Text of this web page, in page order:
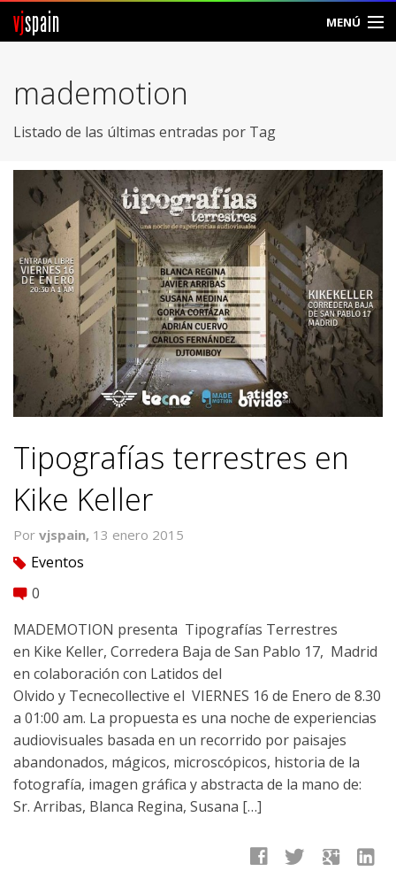
vjspain MENÚ
Foros
Vjspain
Ayuda
Contacto
Entrar
Crear Cuenta
mademotion
Listado de las últimas entradas por Tag
Tipografías terrestres en
Kike Keller
Por vjspain, 13 enero 2015
tag Eventos
comment 0
MADEMOTION presenta Tipografías Terrestres
en Kike Keller, Corredera Baja de San Pablo 17, Madrid
en colaboración con Latidos del
Olvido y Tecnecollective el VIERNES 16 de Enero de 8.30
a 01:00 am. La propuesta es una noche de experiencias
audiovisuales basada en un recorrido por paisajes
abandonados, mágicos, microscópicos, historia de la
fotografía, imagen gráfica y abstracta de la mano de:
Sr. Arribas, Blanca Regina, Susana […]
facebook twitter google linkedin